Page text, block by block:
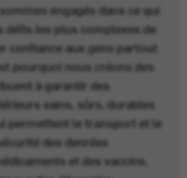
engagés dans ce qui
défis les plus complexes de
confiance aux gens partout
pourquoi nous créons des
à garantir des
sains, sûrs, durables
permettent le transport et le
des denrées
et des vaccins.